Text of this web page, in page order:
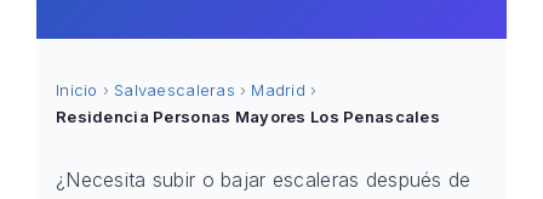
Inicio › Salvaescaleras › Madrid ›
Residencia Personas Mayores Los Penascales
¿Necesita subir o bajar escaleras después de